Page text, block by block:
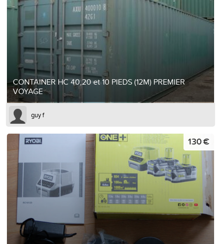
CONTAINER HC 40,20 et 10 PIEDS (12M) PREMIER
VOYAGE
guy f
130 €